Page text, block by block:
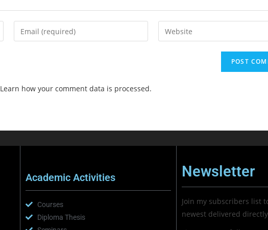
Learn how your comment data is processed.
Academic Activities
Courses
Diploma Thesis
Newsletter
Join my subscribers list
newest delivered